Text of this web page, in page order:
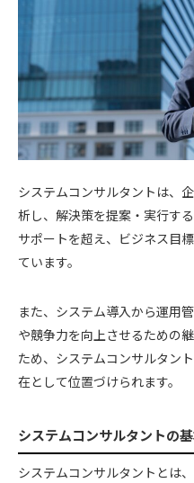
システムコンサルタントは、
析し、解決策を提案・実行す
サポートを超え、ビジネス目
ています。
また、システム導入から運用
や競争力を向上させるための
ため、システムコンサルタン
在として位置づけられます。
システムコンサルタントの
システムコンサルタントとは